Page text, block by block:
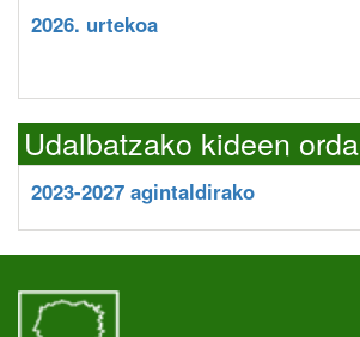
2026. urtekoa
Udalbatzako kideen
2023-2027 agintaldirako